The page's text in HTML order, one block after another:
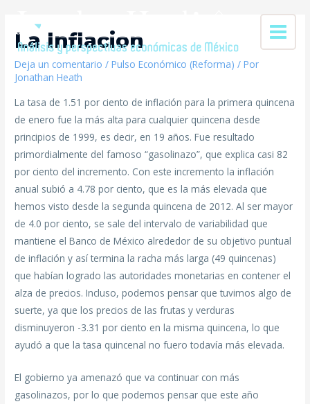
La Inflacion
Deja un comentario /Pulso Económico (Reforma) / Por
Jonathan Heath
La tasa de 1.51 por ciento de inflación para la primera quincena
de enero fue la más alta para cualquier quincena desde
principios de 1999, es decir, en 19 años. Fue resultado
primordialmente del famoso “gasolinazo”, que explica casi 82
por ciento del incremento. Con este incremento la inflación
anual subió a 4.78 por ciento, que es la más elevada que
hemos visto desde la segunda quincena de 2012. Al ser mayor
de 4.0 por ciento, se sale del intervalo de variabilidad que
mantiene el Banco de México alrededor de su objetivo puntual
de inflación y así termina la racha más larga (49 quincenas)
que habían logrado las autoridades monetarias en contener el
alza de precios. Incluso, podemos pensar que tuvimos algo de
suerte, ya que los precios de las frutas y verduras
disminuyeron -3.31 por ciento en la misma quincena, lo que
ayudó a que la tasa quincenal no fuero todavía más elevada.
El gobierno ya amenazó que va continuar con más
gasolinazos, por lo que podemos pensar que este año